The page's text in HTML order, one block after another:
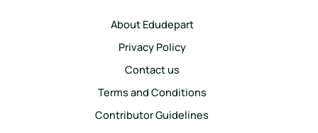
About Edudepart
Privacy Policy
Contact us
Terms and Conditions
Contributor Guidelines